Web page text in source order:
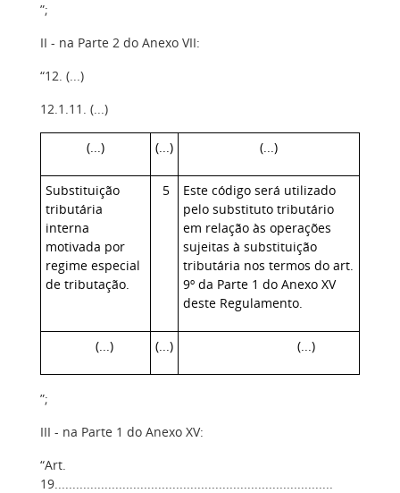
”;
II - na Parte 2 do Anexo VII:
“12. (...)
12.1.11. (...)
(...) (...) (...)
Substituição
tributária
interna
motivada por
regime especial
de tributação.
5
Este código será utilizado
pelo substituto tributário
em relação às operações
sujeitas à substituição
tributária nos termos do art.
9º da Parte 1 do Anexo XV
deste Regulamento.
(...) (...) (...)
”;
III - na Parte 1 do Anexo XV:
“Art.
19..............................................................................